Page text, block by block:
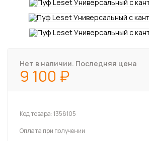
Нет в наличии. Последняя цена
9 100
Код товара:1358105
Оплата при получении